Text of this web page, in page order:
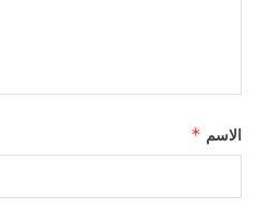
الاسم *